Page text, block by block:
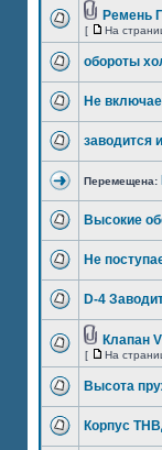
Ремень
[ На
обороты
Не
заводится
Перемещена:
Высокие
Не
D-4
Клапан
[ На
Высота
Корпус